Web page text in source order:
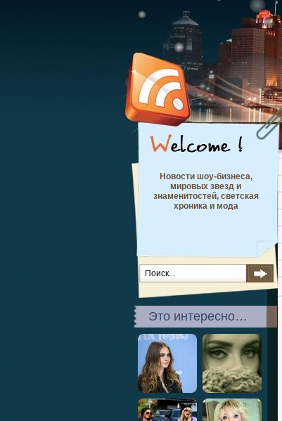
Новости шоу-бизнеса,
мировых звезд и
знаменитостей, светская
хроника и мода
Это интересно…